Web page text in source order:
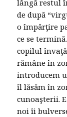
lângă restul
de după
o împărţire
ce se
copilul
rămâne în
introducem
îl lăsăm în
cunoaşterii.
noi îi